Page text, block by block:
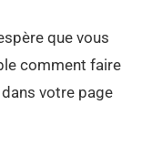
que vous
comment faire
votre page